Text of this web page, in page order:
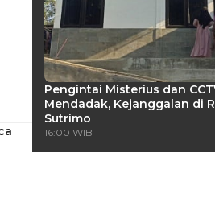
Pengintai Misterius dan
Mendadak, Kejanggalan di
Sutrimo
16:00 WIB